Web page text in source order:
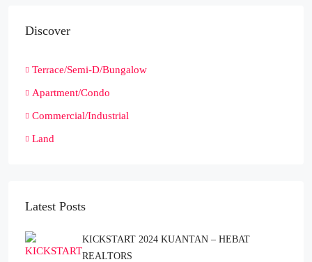
Discover
Terrace/Semi-D/Bungalow
Apartment/Condo
Commercial/Industrial
Land
Latest Posts
KICKSTART 2024 KUANTAN – HEBAT
REALTORS